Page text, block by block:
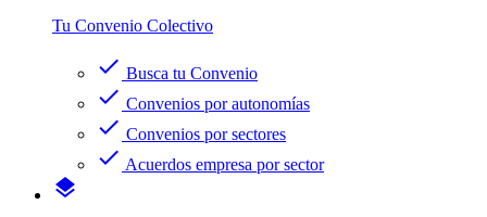
Tu Convenio Colectivo
check Busca tu Convenio
check Convenios por autonomías
check Convenios por sectores
check Acuerdos empresa por sector
layers